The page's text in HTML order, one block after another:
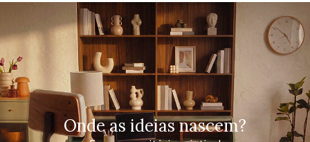
Onde as ideias nascem?